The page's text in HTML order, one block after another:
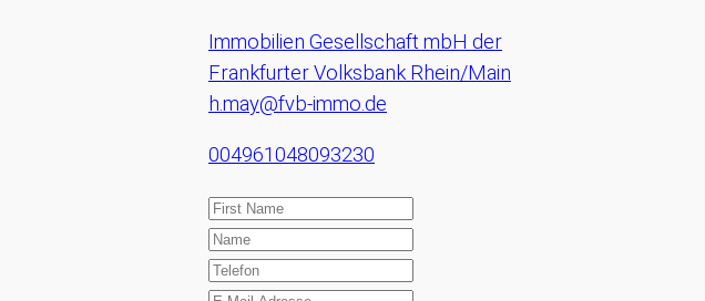
Immobilien Gesellschaft mbH der
Frankfurter Volksbank Rhein/Main
h.may@fvb-immo.de
004961048093230